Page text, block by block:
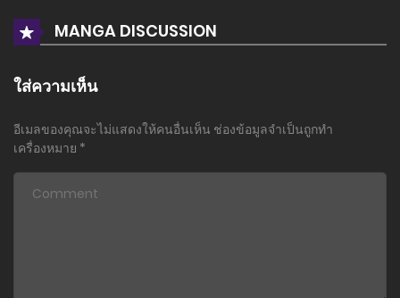
MANGA DISCUSSION
ใส่ความเห็น
อีเมลของคุณจะไม่แสดงให้คนอื่นเห็น ช่องข้อมูลจำเป็นถูกทำ
เครื่องหมาย *